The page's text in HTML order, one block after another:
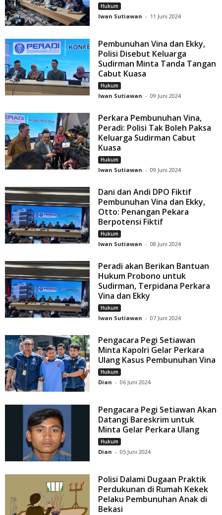
Hukum
Iwan Sutiawan - 11 Juni 2024
Pembunuhan Vina dan Ekky,
Polisi Disebut Keluarga
Sudirman Minta Tanda Tangan
Cabut Kuasa
Hukum
Iwan Sutiawan - 09 Juni 2024
Perkara Pembunuhan Vina,
Peradi: Polisi Tak Boleh Paksa
Keluarga Sudirman Cabut
Kuasa
Hukum
Iwan Sutiawan - 09 Juni 2024
Dani dan Andi DPO Fiktif
Pembunuhan Vina dan Ekky,
Otto: Penangan Pekara
Berpotensi Fiktif
Hukum
Iwan Sutiawan - 08 Juni 2024
Peradi akan Berikan Bantuan
Hukum Probono untuk
Sudirman, Terpidana Perkara
Vina dan Ekky
Hukum
Iwan Sutiawan - 07 Juni 2024
Pengacara Pegi Setiawan
Minta Kapolri Gelar Perkara
Ulang Kasus Pembunuhan Vina
Hukum
Dian - 06 Juni 2024
Pengacara Pegi Setiawan Akan
Datangi Bareskrim untuk
Minta Gelar Perkara Ulang
Hukum
Dian - 05 Juni 2024
Polisi Dalami Dugaan Praktik
Perdukunan di Rumah Kekek
Pelaku Pembunuhan Anak di
Bekasi